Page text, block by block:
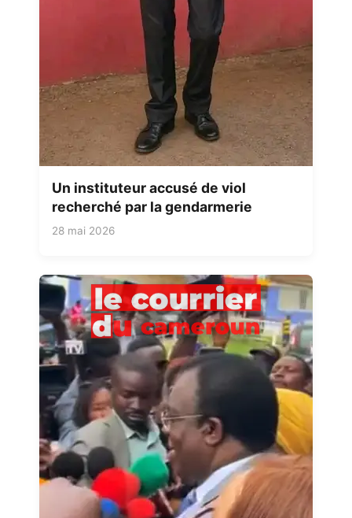
Un instituteur accusé de viol
recherché par la gendarmerie
28 mai 2026